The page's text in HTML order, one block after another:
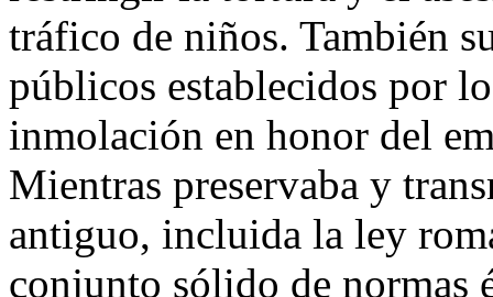
tráfico de niños. También
públicos establecidos por
inmolación en honor del
Mientras preservaba y
antiguo, incluida la ley
conjunto sólido de normas